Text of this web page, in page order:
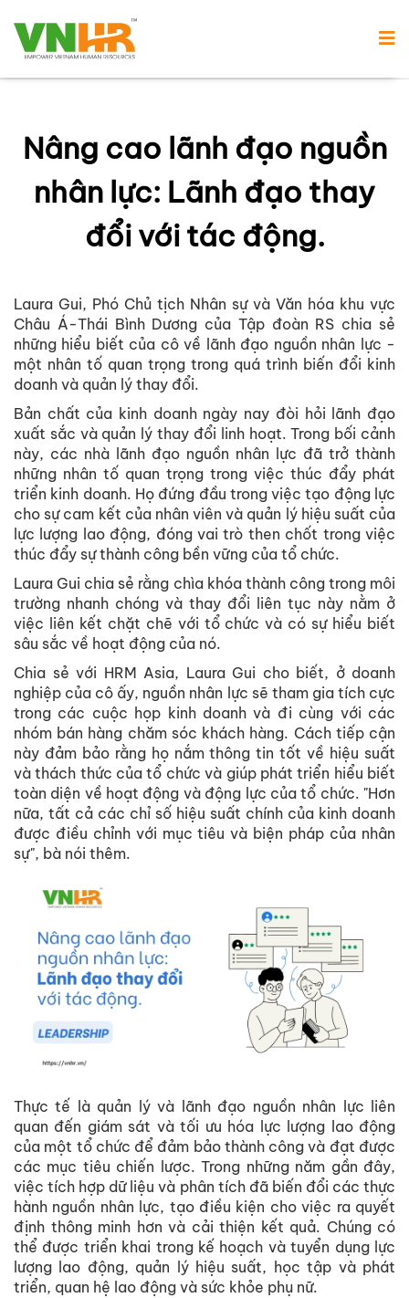
Nâng cao lãnh đạo nguồn
nhân lực: Lãnh đạo thay
đổi với tác động.
Laura Gui, Phó Chủ tịch Nhân sự và Văn hóa khu vực
Châu Á-Thái Bình Dương của Tập đoàn RS chia sẻ
những hiểu biết của cô về lãnh đạo nguồn nhân lực -
một nhân tố quan trọng trong quá trình biến đổi kinh
doanh và quản lý thay đổi.
Bản chất của kinh doanh ngày nay đòi hỏi lãnh đạo
xuất sắc và quản lý thay đổi linh hoạt. Trong bối cảnh
này, các nhà lãnh đạo nguồn nhân lực đã trở thành
những nhân tố quan trọng trong việc thúc đẩy phát
triển kinh doanh. Họ đứng đầu trong việc tạo động lực
cho sự cam kết của nhân viên và quản lý hiệu suất của
lực lượng lao động, đóng vai trò then chốt trong việc
thúc đẩy sự thành công bền vững của tổ chức.
Laura Gui chia sẻ rằng chìa khóa thành công trong môi
trường nhanh chóng và thay đổi liên tục này nằm ở
việc liên kết chặt chẽ với tổ chức và có sự hiểu biết
sâu sắc về hoạt động của nó.
Chia sẻ với HRM Asia, Laura Gui cho biết, ở doanh
nghiệp của cô ấy, nguồn nhân lực sẽ tham gia tích cực
trong các cuộc họp kinh doanh và đi cùng với các
nhóm bán hàng chăm sóc khách hàng. Cách tiếp cận
này đảm bảo rằng họ nắm thông tin tốt về hiệu suất
và thách thức của tổ chức và giúp phát triển hiểu biết
toàn diện về hoạt động và động lực của tổ chức. "Hơn
nữa, tất cả các chỉ số hiệu suất chính của kinh doanh
được điều chỉnh với mục tiêu và biện pháp của nhân
sự", bà nói thêm.
Thực tế là quản lý và lãnh đạo nguồn nhân lực liên
quan đến giám sát và tối ưu hóa lực lượng lao động
của một tổ chức để đảm bảo thành công và đạt được
các mục tiêu chiến lược. Trong những năm gần đây,
việc tích hợp dữ liệu và phân tích đã biến đổi các thực
hành nguồn nhân lực, tạo điều kiện cho việc ra quyết
định thông minh hơn và cải thiện kết quả. Chúng có
thể được triển khai trong kế hoạch và tuyển dụng lực
lượng lao động, quản lý hiệu suất, học tập và phát
triển, quan hệ lao động và sức khỏe phụ nữ.